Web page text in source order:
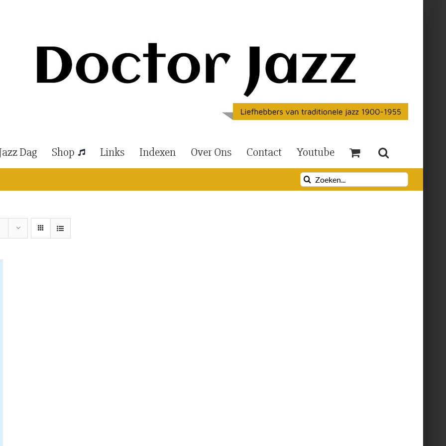
Dag Shop Links Indexen Over Ons Contact Youtube
Zoeken
naar: